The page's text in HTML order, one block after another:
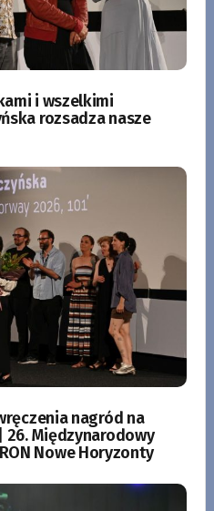
i wszelkimi
rozsadza nasze
nagród na
Międzynarodowy
Nowe Horyzonty